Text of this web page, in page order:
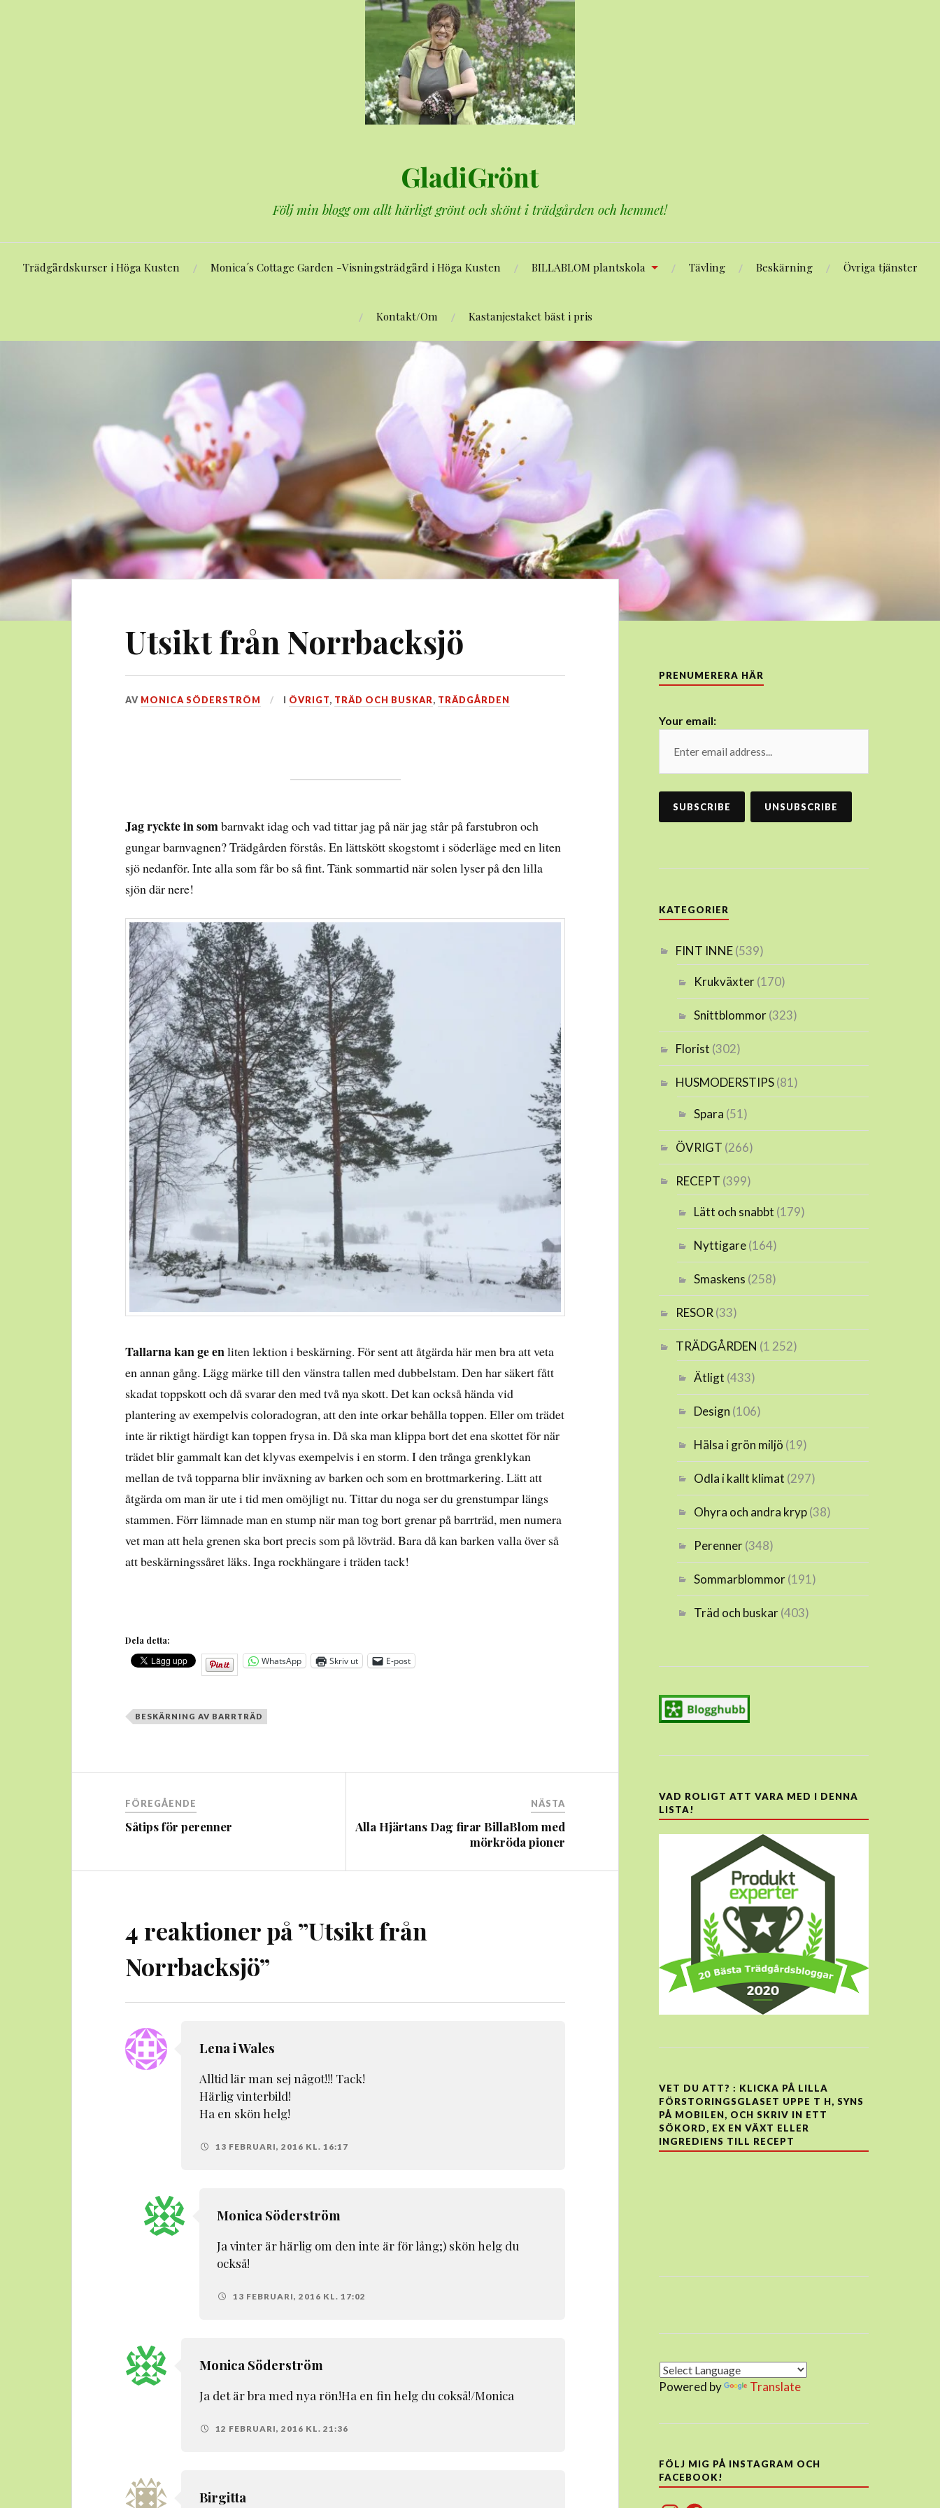
GladiGrönt
Följ min blogg om allt härligt grönt och skönt i trädgården och hemmet!
Trädgårdskurser i Höga Kusten Monica´s Cottage Garden -Visningsträdgård i Höga Kusten BILLABLOM plantskola Tävling Beskärning Övriga tjänster
Kontakt/Om Kastanjestaket bäst i pris
Utsikt från Norrbacksjö
DEN
AV MONICA SÖDERSTRÖM I ÖVRIGT, TRÄD OCH BUSKAR, TRÄDGÅRDEN
Jag ryckte in sombarnvakt idag och vad tittar jag på när jag står på farstubron och
gungar barnvagnen? Trädgården förstås. En lättskött skogstomt i söderläge med en liten
sjö nedanför. Inte alla som får bo så fint. Tänk sommartid när solen lyser på den lilla
sjön där nere!
Tallarna kan ge enliten lektion i beskärning. För sent att åtgärda här men bra att veta
en annan gång. Lägg märke till den vänstra tallen med dubbelstam. Den har säkert fått
skadat toppskott och då svarar den med två nya skott. Det kan också hända vid
plantering av exempelvis coloradogran, att den inte orkar behålla toppen. Eller om trädet
inte är riktigt härdigt kan toppen frysa in. Då ska man klippa bort det ena skottet för när
trädet blir gammalt kan det klyvas exempelvis i en storm. I den trånga grenklykan
mellan de två topparna blir inväxning av barken och som en brottmarkering. Lätt att
åtgärda om man är ute i tid men omöjligt nu. Tittar du noga ser du grenstumpar längs
stammen. Förr lämnade man en stump när man tog bort grenar på barrträd, men numera
vet man att hela grenen ska bort precis som på lövträd. Bara då kan barken valla över så
att beskärningssåret läks. Inga rockhängare i träden tack!
Dela detta:
WhatsApp Skriv ut E-post
BESKÄRNING AV BARRTRÄD
FÖREGÅENDE
Såtips för perenner
NÄSTA
Alla Hjärtans Dag firar BillaBlom med
mörkröda pioner
4 reaktioner på ”Utsikt från
Norrbacksjö”
Lena i Wales
Alltid lär man sej något!!! Tack!
Härlig vinterbild!
Ha en skön helg!
13 FEBRUARI, 2016 KL. 16:17
Monica Söderström
Ja vinter är härlig om den inte är för lång;) skön helg du
också!
13 FEBRUARI, 2016 KL. 17:02
Monica Söderström
Ja det är bra med nya rön!Ha en fin helg du cokså!/Monica
12 FEBRUARI, 2016 KL. 21:36
Birgitta
PRENUMERERA HÄR
Your email:
KATEGORIER
FINT INNE(539)
Krukväxter(170)
Snittblommor(323)
Florist (302)
HUSMODERSTIPS(81)
Spara (51)
ÖVRIGT (266)
RECEPT (399)
Lätt och snabbt (179)
Nyttigare(164)
Smaskens (258)
RESOR (33)
TRÄDGÅRDEN (1 252)
Ätligt (433)
Design (106)
Hälsa i grön miljö (19)
Odla i kallt klimat (297)
Ohyra och andra kryp(38)
Perenner(348)
Sommarblommor(191)
Träd och buskar(403)
VAD ROLIGT ATT VARA MED I DENNA
LISTA!
VET DU ATT? : KLICKA PÅ LILLA
FÖRSTORINGSGLASET UPPE T H, SYNS
PÅ MOBILEN, OCH SKRIV IN ETT
SÖKORD, EX EN VÄXT ELLER
INGREDIENS TILL RECEPT
Powered by Translate
FÖLJ MIG PÅ INSTAGRAM OCH
FACEBOOK!